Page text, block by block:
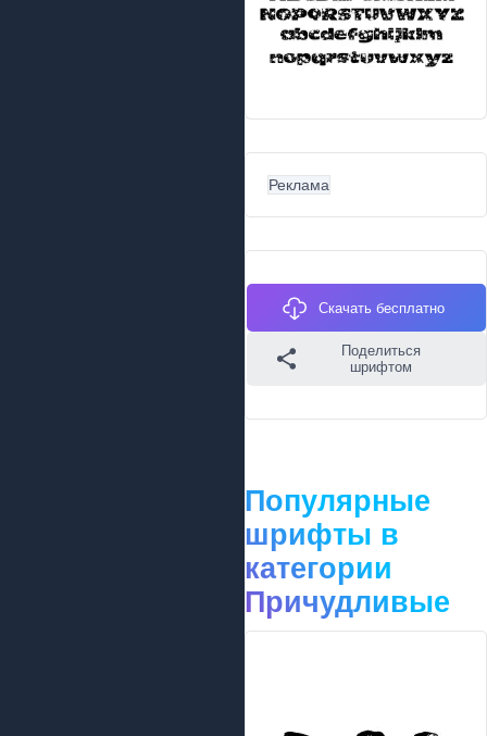
Реклама
Скачать бесплатно
Поделиться
шрифтом
Популярные
шрифты в
категории
Причудливые